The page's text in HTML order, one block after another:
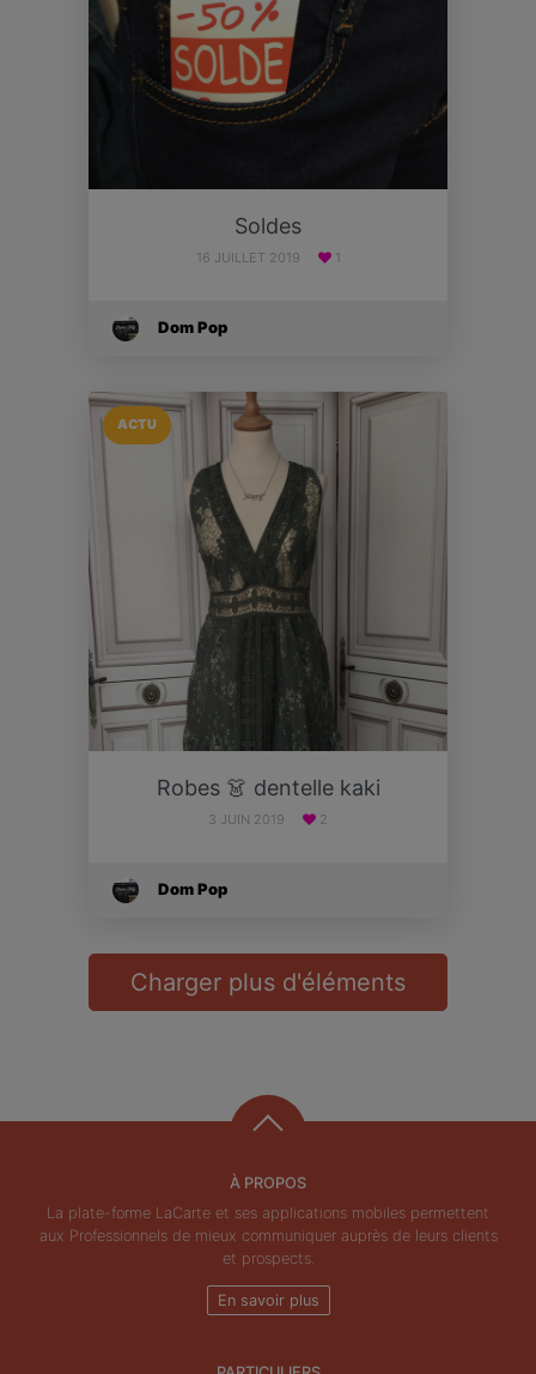
Soldes
16 JUILLET 2019 1
Dom Pop
ACTU
Robes 👗 dentelle kaki
3 JUIN 2019 2
Dom Pop
Charger plus d'éléments
À PROPOS
La plate-forme LaCarte et ses applications mobiles permettent
aux Professionnels de mieux communiquer auprès de leurs clients
et prospects.
En savoir plus